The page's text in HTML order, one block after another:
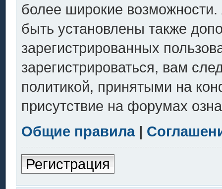
более широкие
быть установлены также
зарегистрированных
зарегистрироваться, вам
политикой, принятыми на
присутствие на форумах
Общие правила|
Регистрация